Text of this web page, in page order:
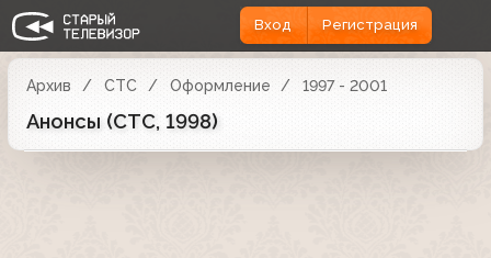
Вход Регистрация
Архив СТС Оформление 1997 - 2001
Анонсы (СТС, 1998)